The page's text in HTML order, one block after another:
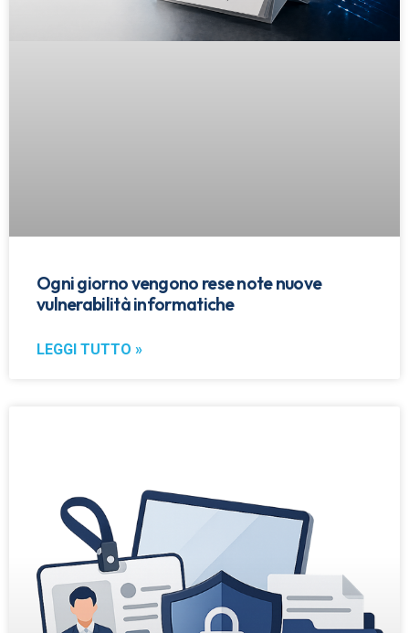
Ogni giorno vengono rese note nuove
vulnerabilità informatiche
LEGGI TUTTO »